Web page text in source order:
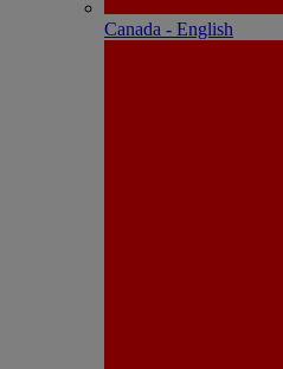
Canada - English